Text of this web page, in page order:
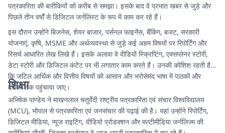
पत्रकारिता की बारीकियों को करीब से समझा। इसके बाद वे प्रभात खबर से जुड़े और
पिछले तीन वर्षों से डिजिटल जर्नलिस्ट के रूप में काम कर रहे हैं।
इस दौरान उन्होंने बिजनेस, शेयर बाजार, पर्सनल फाइनेंस, बैंकिंग, बजट, सरकारी
योजनाएं, कृषि, MSME और अर्थव्यवस्था से जुड़े कई अहम विषयों पर रिपोर्टिंग और
रिसर्च आधारित लेख लिखे हैं। इसके अलावा वे वीडियो स्क्रिप्टिंग, एक्सप्लेनर स्टोरी,
डेटा स्टोरी और डिजिटल कंटेंट पर भी लगातार काम करते हैं। उनकी कोशिश रहती है
कि जटिल आर्थिक और वित्तीय विषयों को आसान और भरोसेमंद भाषा में पाठकों और
दर्शकों तक पहुंचाया जाए।
शिक्षा
अभिषेक पाण्डेय ने माखनलाल चतुर्वेदी राष्ट्रीय पत्रकारिता एवं संचार विश्वविद्यालय
(MCU), भोपाल से पत्रकारिता एवं जनसंचार की पढ़ाई की है। यहां उन्होंने रिपोर्टिंग,
डिजिटल मीडिया, न्यूज़ राइटिंग, वीडियो प्रोडक्शन और मल्टीमीडिया जर्नलिज्म की